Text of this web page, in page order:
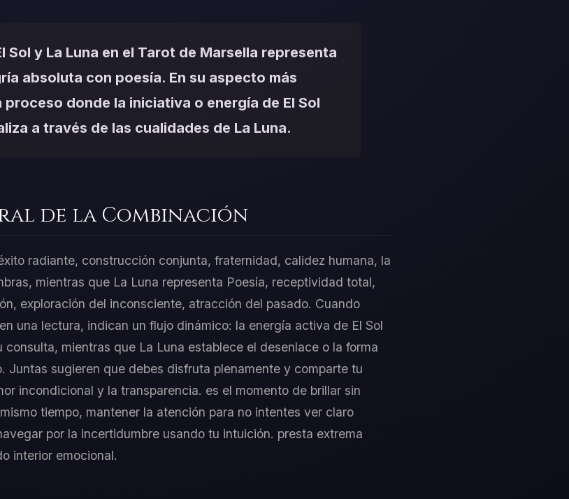
Sol y La Luna en el Tarot de Marsella representa
absoluta con poesía. En su aspecto más
proceso donde la iniciativa o energía de El Sol
a través de las cualidades de La Luna.
de la Combinación
radiante, construcción conjunta, fraternidad, calidez humana, la
mientras que La Luna representa Poesía, receptividad total,
exploración del inconsciente, atracción del pasado. Cuando
una lectura, indican un flujo dinámico: la energía activa de El Sol
mientras que La Luna establece el desenlace o la forma
Juntas sugieren que debes disfruta plenamente y comparte tu
incondicional y la transparencia. es el momento de brillar sin
tiempo, mantener la atención para no intentes ver claro
por la incertidumbre usando tu intuición. presta extrema
interior emocional.